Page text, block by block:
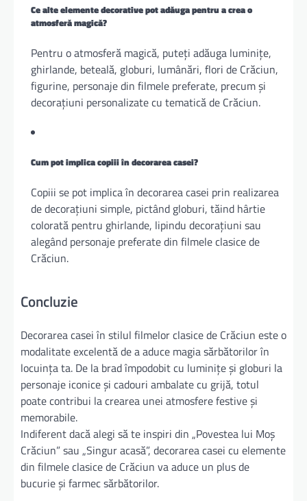
Ce alte elemente decorative pot adăuga pentru a crea o
atmosferă magică?
Pentru o atmosferă magică, puteți adăuga luminițe,
ghirlande, beteală, globuri, lumânări, flori de Crăciun,
figurine, personaje din filmele preferate, precum și
decorațiuni personalizate cu tematică de Crăciun.
Cum pot implica copiii în decorarea casei?
Copiii se pot implica în decorarea casei prin realizarea
de decorațiuni simple, pictând globuri, tăind hârtie
colorată pentru ghirlande, lipindu decorațiuni sau
alegând personaje preferate din filmele clasice de
Crăciun.
Concluzie
Decorarea casei în stilul filmelor clasice de Crăciun este o
modalitate excelentă de a aduce magia sărbătorilor în
locuința ta. De la brad împodobit cu luminițe și globuri la
personaje iconice și cadouri ambalate cu grijă, totul
poate contribui la crearea unei atmosfere festive și
memorabile.
Indiferent dacă alegi să te inspiri din „Povestea lui Moș
Crăciun” sau „Singur acasă”, decorarea casei cu elemente
din filmele clasice de Crăciun va aduce un plus de
bucurie și farmec sărbătorilor.